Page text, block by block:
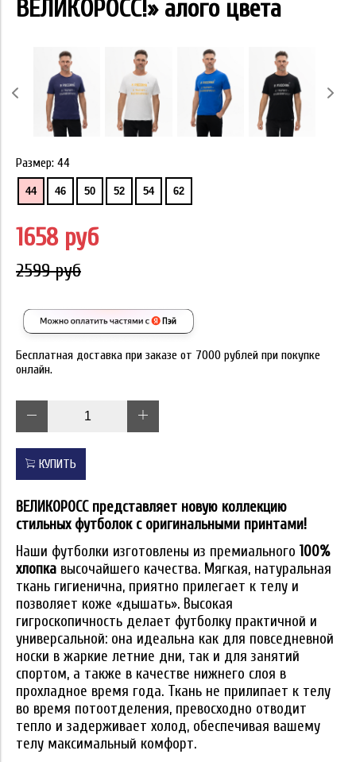
ВЕЛИКОРОСС!» алого цвета
Размер: 44
44 46 50 52 54 62
1658 руб
2599 руб
Бесплатная доставка при заказе от 7000 рублей при покупке
онлайн.
КУПИТЬ
ВЕЛИКОРОСС представляет новую коллекцию
стильных футболок с оригинальными принтами!
Наши футболки изготовлены из премиального 100%
хлопка высочайшего качества. Мягкая, натуральная
ткань гигиенична, приятно прилегает к телу и
позволяет коже «дышать». Высокая
гигроскопичность делает футболку практичной и
универсальной: она идеальна как для повседневной
носки в жаркие летние дни, так и для занятий
спортом, а также в качестве нижнего слоя в
прохладное время года. Ткань не прилипает к телу
во время потоотделения, превосходно отводит
тепло и задерживает холод, обеспечивая вашему
телу максимальный комфорт.